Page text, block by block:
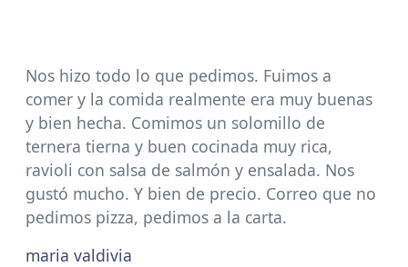
Nos hizo todo lo que pedimos. Fuimos a
comer y la comida realmente era muy buenas
y bien hecha. Comimos un solomillo de
ternera tierna y buen cocinada muy rica,
ravioli con salsa de salmón y ensalada. Nos
gustó mucho. Y bien de precio. Correo que no
pedimos pizza, pedimos a la carta.
maria valdivia